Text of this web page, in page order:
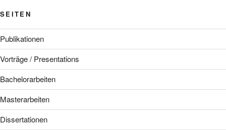
SEITEN
Publikationen
Vorträge / Presentations
Bachelorarbeiten
Masterarbeiten
Dissertationen